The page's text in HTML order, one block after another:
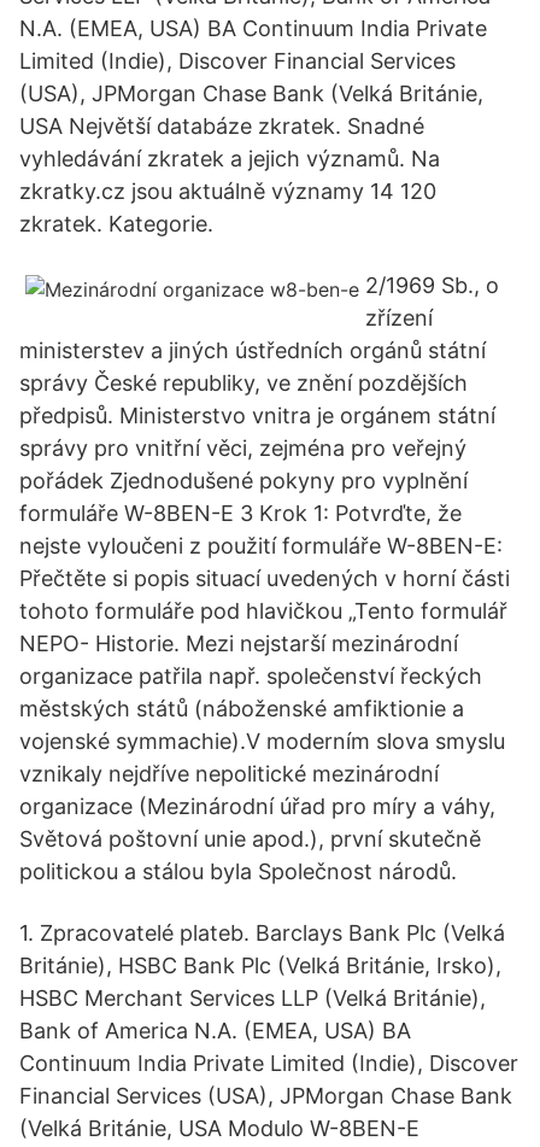
N.A. (EMEA, USA) BA Continuum India Private
Limited (Indie), Discover Financial Services
(USA), JPMorgan Chase Bank (Velká Británie,
USA Největší databáze zkratek. Snadné
vyhledávání zkratek a jejich významů. Na
zkratky.cz jsou aktuálně významy 14 120
zkratek. Kategorie.
2/1969 Sb., o
zřízení
ministerstev a jiných ústředních orgánů státní
správy České republiky, ve znění pozdějších
předpisů. Ministerstvo vnitra je orgánem státní
správy pro vnitřní věci, zejména pro veřejný
pořádek Zjednodušené pokyny pro vyplnění
formuláře W-8BEN-E 3 Krok 1: Potvrďte, že
nejste vyloučeni z použití formuláře W-8BEN-E:
Přečtěte si popis situací uvedených v horní části
tohoto formuláře pod hlavičkou „Tento formulář
NEPO- Historie. Mezi nejstarší mezinárodní
organizace patřila např. společenství řeckých
městských států (náboženské amfiktionie a
vojenské symmachie).V moderním slova smyslu
vznikaly nejdříve nepolitické mezinárodní
organizace (Mezinárodní úřad pro míry a váhy,
Světová poštovní unie apod.), první skutečně
politickou a stálou byla Společnost národů.
1. Zpracovatelé plateb. Barclays Bank Plc (Velká
Británie), HSBC Bank Plc (Velká Británie, Irsko),
HSBC Merchant Services LLP (Velká Británie),
Bank of America N.A. (EMEA, USA) BA
Continuum India Private Limited (Indie), Discover
Financial Services (USA), JPMorgan Chase Bank
(Velká Británie, USA Modulo W-8BEN-E